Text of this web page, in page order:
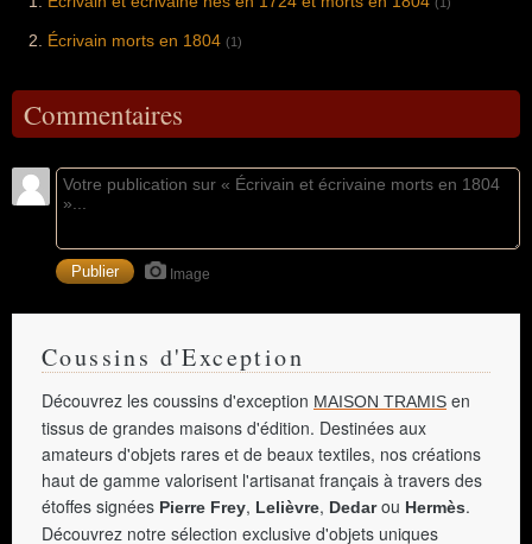
Écrivain morts en 1804 (1)
Commentaires
Image
Coussins d'Exception
Découvrez les coussins d'exception MAISON TRAMIS en
tissus de grandes maisons d'édition. Destinées aux
amateurs d'objets rares et de beaux textiles, nos créations
haut de gamme valorisent l'artisanat français à travers des
étoffes signées Pierre Frey, Lelièvre, Dedarou Hermès.
Découvrez notre sélection exclusive d'objets uniques